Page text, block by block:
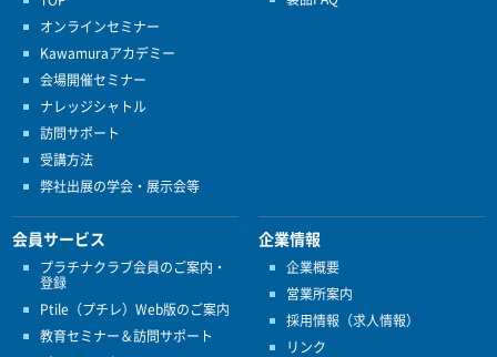
オンラインセミナー
Kawamuraアカデミー
会場開催セミナー
ナレッジシャトル
訪問サポート
受講方法
弊社出展の学会・展示会等
会員サービス
プラチナクラブ会員のご案内・
登録
Ptile（プチレ）Web版のご案内
教育セミナー＆訪問サポート
企業情報
企業概要
営業所案内
採用情報（求人情報）
リンク